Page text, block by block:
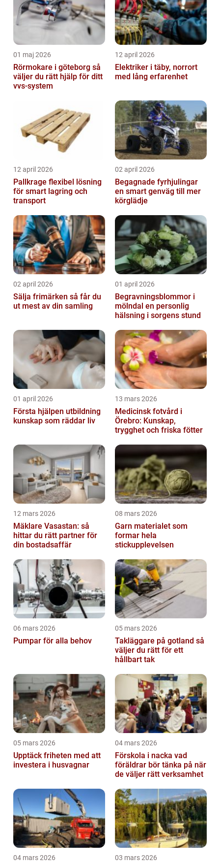
01 maj 2026
Rörmokare i göteborg så
väljer du rätt hjälp för ditt
vvs-system
12 april 2026
Elektriker i täby, norrort
med lång erfarenhet
12 april 2026
Pallkrage flexibel lösning
för smart lagring och
transport
02 april 2026
Begagnade fyrhjulingar
en smart genväg till mer
körglädje
02 april 2026
Sälja frimärken så får du
ut mest av din samling
01 april 2026
Begravningsblommor i
mölndal en personlig
hälsning i sorgens stund
01 april 2026
Första hjälpen utbildning
kunskap som räddar liv
13 mars 2026
Medicinsk fotvård i
Örebro: Kunskap,
trygghet och friska fötter
12 mars 2026
Mäklare Vasastan: så
hittar du rätt partner för
din bostadsaffär
08 mars 2026
Garn materialet som
formar hela
stickupplevelsen
06 mars 2026
Pumpar för alla behov
05 mars 2026
Takläggare på gotland så
väljer du rätt för ett
hållbart tak
05 mars 2026
Upptäck friheten med att
investera i husvagnar
04 mars 2026
Förskola i nacka vad
föräldrar bör tänka på när
de väljer rätt verksamhet
04 mars 2026 03 mars 2026